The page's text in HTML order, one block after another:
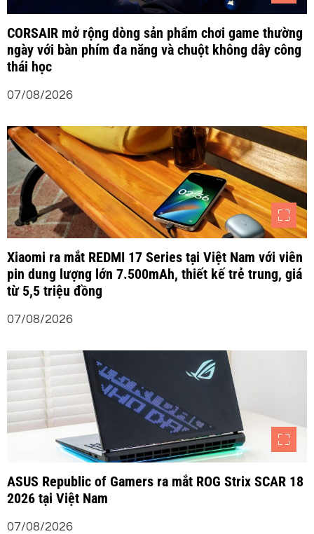
t
CORSAIR mở rộng dòng sản phẩm chơi game thường
ngày với bàn phím đa năng và chuột không dây công
thái học
07/08/2026
Xiaomi ra mắt REDMI 17 Series tại Việt Nam với viên
pin dung lượng lớn 7.500mAh, thiết kế trẻ trung, giá
từ 5,5 triệu đồng
07/08/2026
ASUS Republic of Gamers ra mắt ROG Strix SCAR 18
2026 tại Việt Nam
07/08/2026